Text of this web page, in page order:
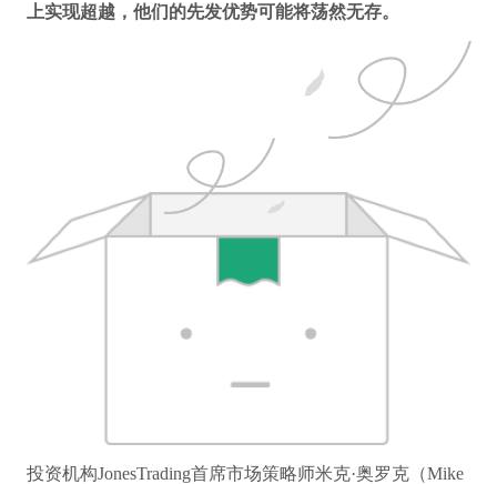
上实现超越，他们的先发优势可能将荡然无存。
投资机构JonesTrading首席市场策略师米克·奥罗克（Mike